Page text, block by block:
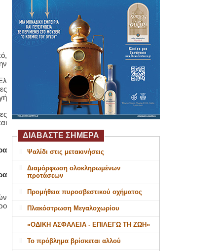
ΔΙΑΒΑΣΤΕ ΣΗΜΕΡΑ
Ψαλίδι στις μετακινήσεις
Διαμόρφωση ολοκληρωμένων
προτάσεων
Προμήθεια πυροσβεστικού οχήματος
Πλακόστρωση Μεγαλοχωρίου
«ΟΔΙΚΗ ΑΣΦΑΛΕΙΑ - ΕΠΙΛΕΓΩ ΤΗ ΖΩΗ»
Το πρόβλημα βρίσκεται αλλού